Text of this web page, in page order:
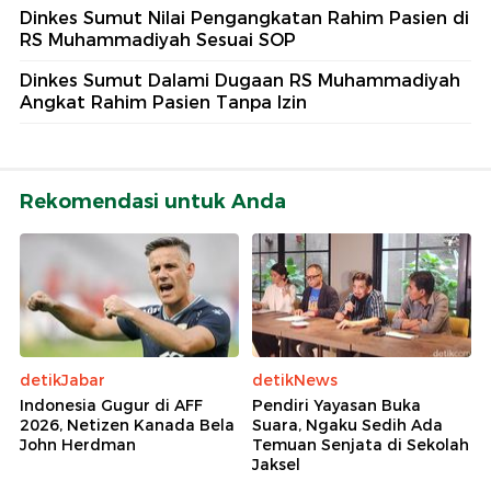
Dinkes Sumut Nilai Pengangkatan Rahim Pasien di
RS Muhammadiyah Sesuai SOP
Dinkes Sumut Dalami Dugaan RS Muhammadiyah
Angkat Rahim Pasien Tanpa Izin
Rekomendasi untuk Anda
detikJabar
Indonesia Gugur di AFF
2026, Netizen Kanada Bela
John Herdman
detikNews
Pendiri Yayasan Buka
Suara, Ngaku Sedih Ada
Temuan Senjata di Sekolah
Jaksel